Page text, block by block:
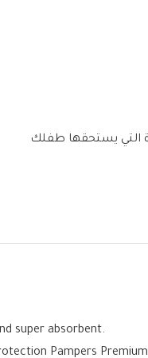
التي يستحقها طفلك
super absorbent.
Pampers